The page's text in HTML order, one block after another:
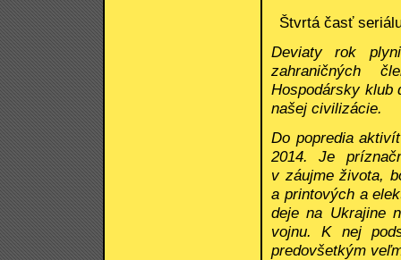
Štvrtá časť
Deviaty rok
zahraničných
Hospodársky klub
našej civilizácie.
Do popredia
2014. Je
v záujme života,
a printových a
deje na Ukrajine
vojnu. K nej
predovšetkým